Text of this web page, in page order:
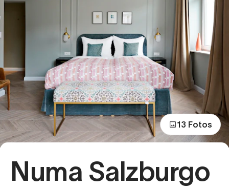
13 Fotos
Numa Salzburgo